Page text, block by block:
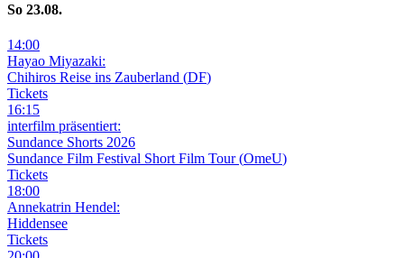
So 23.08.
14:00
Hayao Miyazaki:
Chihiros Reise ins Zauberland (DF)
Tickets
16:15
interfilm präsentiert:
Sundance Shorts 2026
Sundance Film Festival Short Film Tour(OmeU)
Tickets
18:00
Annekatrin Hendel:
Hiddensee
Tickets